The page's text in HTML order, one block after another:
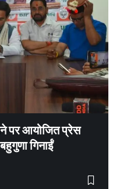
पर आयोजित प्रेस
गिनाईं